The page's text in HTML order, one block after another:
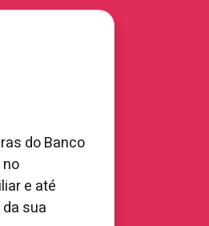
do Banco
e até
sua